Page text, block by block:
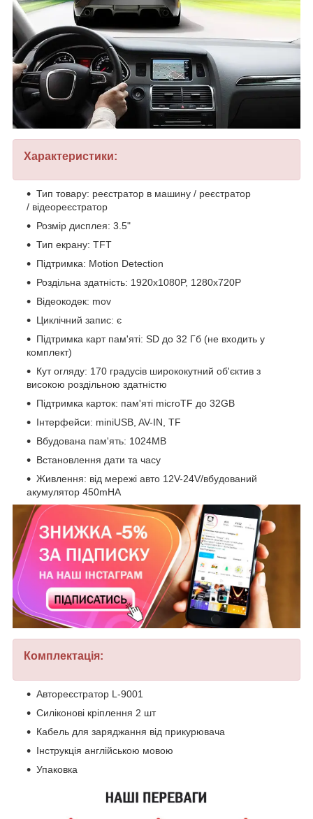
Характеристики:
Тип товару: реєстратор в машину / реєстратор
/ відеореєстратор
Розмір дисплея: 3.5"
Тип екрану: TFT
Підтримка: Motion Detection
Роздільна здатність: 1920х1080P, 1280х720P
Відеокодек: mov
Циклічний запис: є
Підтримка карт пам'яті: SD до 32 Гб (не входить у
комплект)
Кут огляду: 170 градусів ширококутний об'єктив з
високою роздільною здатністю
Підтримка карток: пам'яті microTF до 32GB
Інтерфейси: miniUSB, AV-IN, TF
Вбудована пам'ять: 1024MB
Встановлення дати та часу
Живлення: від мережі авто 12V-24V/вбудований
акумулятор 450mHA
Комплектація:
Автореєстратор L-9001
Силіконові кріплення 2 шт
Кабель для заряджання від прикурювача
Інструкція англійською мовою
Упаковка